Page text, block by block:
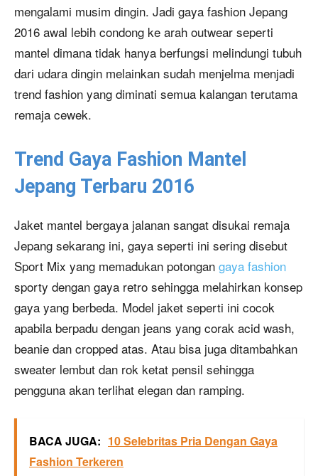
mengalami musim dingin. Jadi gaya fashion Jepang
2016 awal lebih condong ke arah outwear seperti
mantel dimana tidak hanya berfungsi melindungi tubuh
dari udara dingin melainkan sudah menjelma menjadi
trend fashion yang diminati semua kalangan terutama
remaja cewek.
Trend Gaya Fashion Mantel
Jepang Terbaru 2016
Jaket mantel bergaya jalanan sangat disukai remaja
Jepang sekarang ini, gaya seperti ini sering disebut
Sport Mix yang memadukan potongan gaya fashion
sporty dengan gaya retro sehingga melahirkan konsep
gaya yang berbeda. Model jaket seperti ini cocok
apabila berpadu dengan jeans yang corak acid wash,
beanie dan cropped atas. Atau bisa juga ditambahkan
sweater lembut dan rok ketat pensil sehingga
pengguna akan terlihat elegan dan ramping.
BACA JUGA: 10 Selebritas Pria Dengan Gaya
Fashion Terkeren